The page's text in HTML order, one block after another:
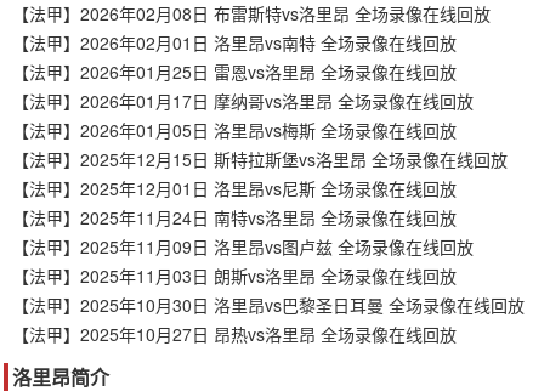
【法甲】2026年02月08日 布雷斯特vs洛里昂 全场录像在线回放
【法甲】2026年02月01日 洛里昂vs南特 全场录像在线回放
【法甲】2026年01月25日 雷恩vs洛里昂 全场录像在线回放
【法甲】2026年01月17日 摩纳哥vs洛里昂 全场录像在线回放
【法甲】2026年01月05日 洛里昂vs梅斯 全场录像在线回放
【法甲】2025年12月15日 斯特拉斯堡vs洛里昂 全场录像在线回放
【法甲】2025年12月01日 洛里昂vs尼斯 全场录像在线回放
【法甲】2025年11月24日 南特vs洛里昂 全场录像在线回放
【法甲】2025年11月09日 洛里昂vs图卢兹 全场录像在线回放
【法甲】2025年11月03日 朗斯vs洛里昂 全场录像在线回放
【法甲】2025年10月30日 洛里昂vs巴黎圣日耳曼 全场录像在线回放
【法甲】2025年10月27日 昂热vs洛里昂 全场录像在线回放
洛里昂简介